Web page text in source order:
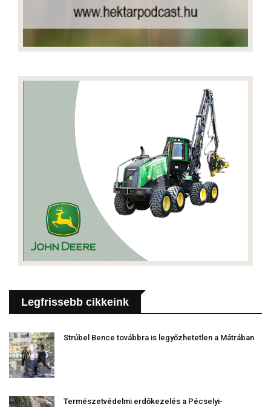
Legfrissebb cikkeink
Strúbel Bence továbbra is legyőzhetetlen a Mátrában
Természetvédelmi erdőkezelés a Pécselyi-